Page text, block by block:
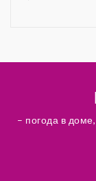
– погода в